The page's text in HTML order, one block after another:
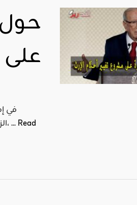
حول
على
في
الزواتنة موقفهم من قانون المساواة في الميراث ضمن بيان صدر بتاريخ 02/01/2019م، ...Read